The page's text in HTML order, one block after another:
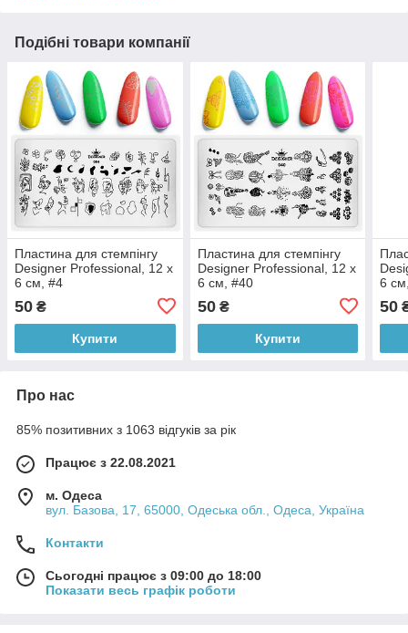
Подібні товари компанії
Пластина для стемпінгу
Designer Professional, 12 х
6 см, #4
50 ₴
Купити
Пластина для стемпінгу
Designer Professional, 12 х
6 см, #40
50₴
Купити
6
50
Про нас
85% позитивних з 1063 відгуків за рік
Працює з 22.08.2021
м. Одеса
вул. Базова, 17, 65000, Одеська обл., Одеса, Україна
Контакти
Сьогодні працює з 09:00 до 18:00
Показати весь графік роботи